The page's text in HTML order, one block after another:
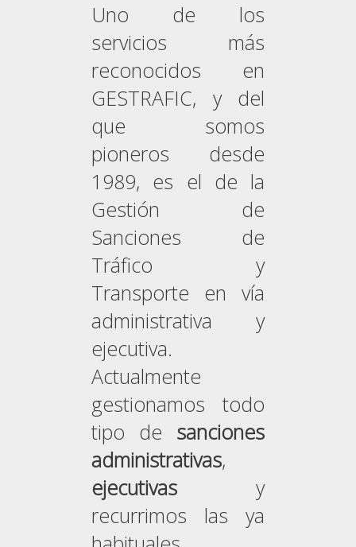
Uno de los
servicios más
reconocidos en
GESTRAFIC, y del
que somos
pioneros desde
1989, es el de la
Gestión de
Sanciones de
Tráfico y
Transporte en vía
administrativa y
ejecutiva.
Actualmente
gestionamos todo
tipo de sanciones
administrativas,
ejecutivas y
recurrimos las ya